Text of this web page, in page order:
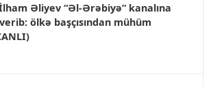
Əliyev “Əl-Ərəbiyə” kanalına
ölkə başçısından mühüm